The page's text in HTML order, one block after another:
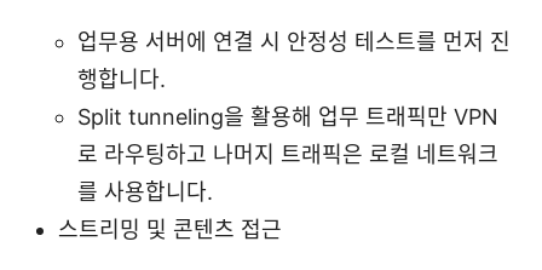
업무용 서버에 연결 시 안정성 테스트를 먼저 진
행합니다.
Split tunneling을 활용해 업무 트래픽만 VPN
로 라우팅하고 나머지 트래픽은 로컬 네트워크
를 사용합니다.
스트리밍 및 콘텐츠 접근